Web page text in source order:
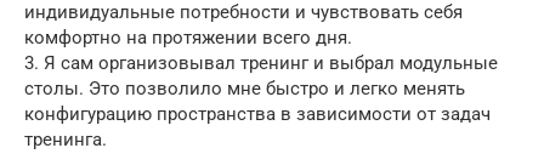
индивидуальные потребности и чувствовать себя
комфортно на протяжении всего дня.
3. Я сам организовывал тренинг и выбрал модульные
столы. Это позволило мне быстро и легко менять
конфигурацию пространства в зависимости от задач
тренинга.